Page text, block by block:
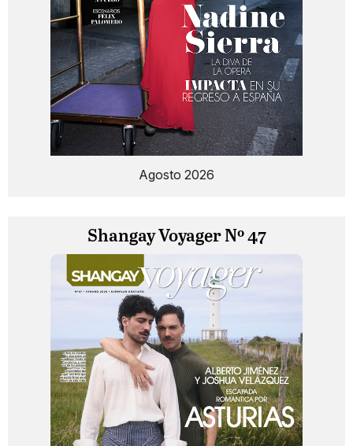
Agosto 2026
Shangay Voyager Nº 47